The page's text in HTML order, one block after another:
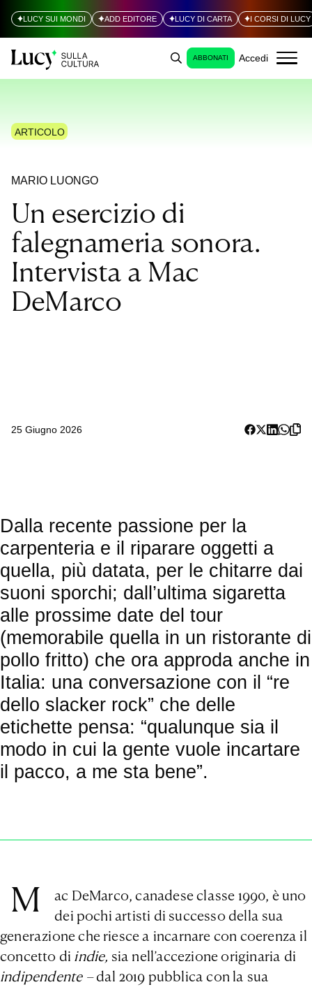
LUCY SUI MONDI ADD EDITORE LUCY DI CARTA I CORSI DI LUCY
ABBONATI Accedi
ARTICOLO
MARIO LUONGO
Un esercizio di
falegnameria sonora.
Intervista a Mac
DeMarco
25 Giugno 2026
Dalla recente passione per la
carpenteria e il riparare oggetti a
quella, più datata, per le chitarre dai
suoni sporchi; dall’ultima sigaretta
alle prossime date del tour
(memorabile quella in un ristorante di
pollo fritto) che ora approda anche in
Italia: una conversazione con il “re
dello slacker rock” che delle
etichette pensa: “qualunque sia il
modo in cui la gente vuole incartare
il pacco, a me sta bene”.
M
ac DeMarco, canadese classe 1990, è uno
dei pochi artisti di successo della sua
generazione che riesce a incarnare con coerenza il
concetto di indie, sia nell’accezione originaria di
indipendente –dal 2019 pubblica con la sua